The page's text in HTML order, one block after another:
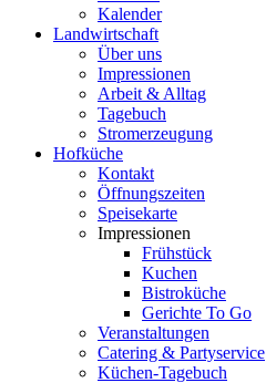
Kalender
Landwirtschaft
Über uns
Impressionen
Arbeit & Alltag
Tagebuch
Stromerzeugung
Hofküche
Kontakt
Öffnungszeiten
Speisekarte
Impressionen
Frühstück
Kuchen
Bistroküche
Gerichte To Go
Veranstaltungen
Catering & Partyservice
Küchen-Tagebuch